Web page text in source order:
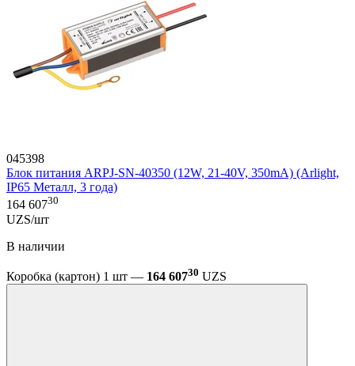
045398
Блок питания ARPJ-SN-40350 (12W, 21-40V, 350mA) (Arlight,
IP65 Металл, 3 года)
164 60730
UZS/шт
В наличии
Коробка (картон) 1 шт — 164 60730 UZS